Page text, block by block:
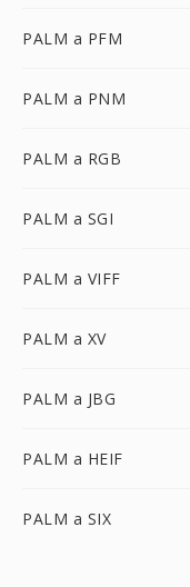
PALM a PFM
PALM a PNM
PALM a RGB
PALM a SGI
PALM a VIFF
PALM a XV
PALM a JBG
PALM a HEIF
PALM a SIX